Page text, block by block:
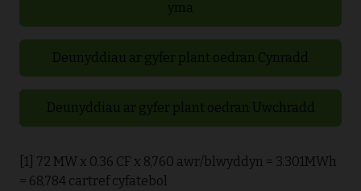
yma
Deunyddiau ar gyfer plant oedran Cynradd
Deunyddiau ar gyfer plant oedran Uwchradd
[1] 72 MW x 0.36 CF x 8,760 awr/blwyddyn = 3.301MWh
= 68,784 cartref cyfatebol